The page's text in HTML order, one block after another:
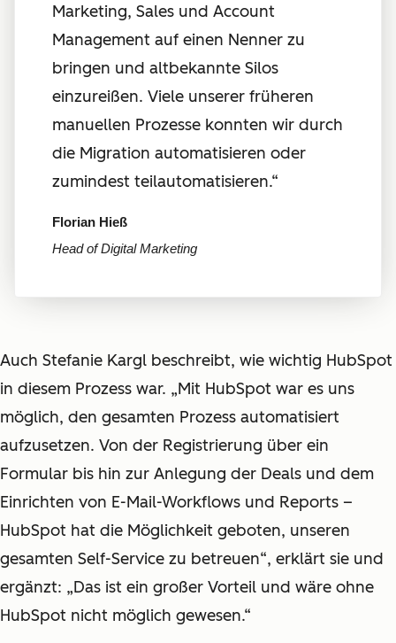
Marketing, Sales und Account
Management auf einen Nenner zu
bringen und altbekannte Silos
einzureißen. Viele unserer früheren
manuellen Prozesse konnten wir durch
die Migration automatisieren oder
zumindest teilautomatisieren.“
Florian Hieß
Head of Digital Marketing
Auch Stefanie Kargl beschreibt, wie wichtig HubSpot
in diesem Prozess war. „Mit HubSpot war es uns
möglich, den gesamten Prozess automatisiert
aufzusetzen. Von der Registrierung über ein
Formular bis hin zur Anlegung der Deals und dem
Einrichten von E-Mail-Workflows und Reports –
HubSpot hat die Möglichkeit geboten, unseren
gesamten Self-Service zu betreuen“, erklärt sie und
ergänzt: „Das ist ein großer Vorteil und wäre ohne
HubSpot nicht möglich gewesen.“